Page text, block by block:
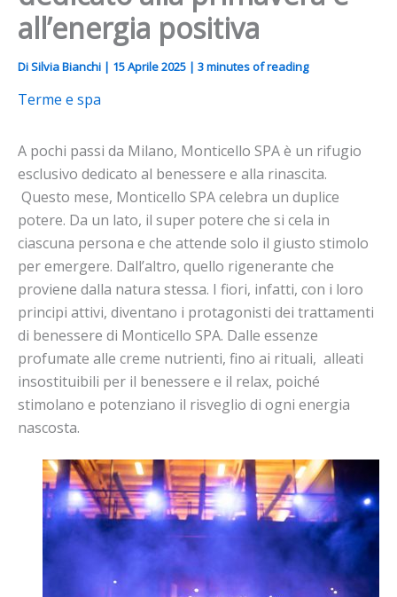
all’energia positiva
DiSilvia Bianchi | 15 Aprile 2025 | 3 minutes of reading
Terme e spa
A pochi passi da Milano, Monticello SPA è un rifugio
esclusivo dedicato al benessere e alla rinascita.
Questo mese, Monticello SPAcelebra un duplice
potere. Da un lato, il super potere che si cela in
ciascuna persona e che attende solo il giusto stimolo
per emergere. Dall’altro, quello rigenerante che
proviene dalla natura stessa. I fiori, infatti, con i loro
principi attivi, diventano i protagonisti dei trattamenti
di benessere di Monticello SPA. Dalle essenze
profumate alle creme nutrienti, fino ai rituali, alleati
insostituibili per il benessere e il relax, poiché
stimolano e potenziano il risveglio di ogni energia
nascosta.